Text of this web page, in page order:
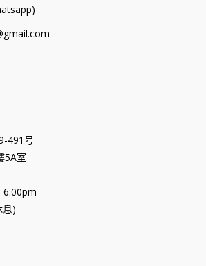
491号
5A室
6:00pm
息)